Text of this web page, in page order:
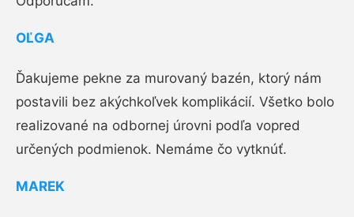
OĽGA
Ďakujeme pekne za murovaný bazén, ktorý nám
postavili bez akýchkoľvek komplikácií. Všetko bolo
realizované na odbornej úrovni podľa vopred
určených podmienok. Nemáme čo vytknúť.
MAREK